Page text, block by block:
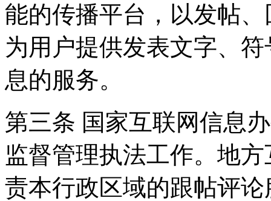
能的传播平台，以发帖
为用户提供发表文字、
息的服务。
第三条 国家互联网信息
监督管理执法工作。地
责本行政区域的跟帖评